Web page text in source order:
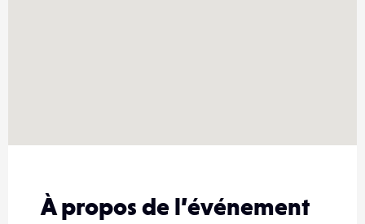
À propos de l’événement